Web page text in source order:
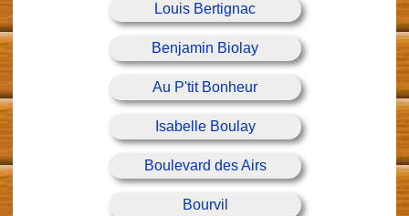
Louis Bertignac
Benjamin Biolay
Au P'tit Bonheur
Isabelle Boulay
Boulevard des Airs
Bourvil